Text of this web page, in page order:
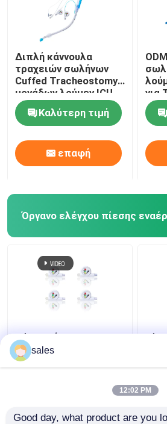
Διπλή κάννουλα
τραχειών σωλήνων
Cuffed Tracheostomy
μονάδων λούμεν ICU
Καλύτερη τιμή
επαφή
για
Μίας χρήσης Intracuff
μανόμετρο οργάνων
ελέγχου πίεσης
sales
12:02 PM
Good day, what product are you